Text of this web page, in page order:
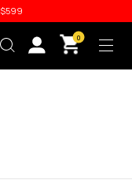
$599
0